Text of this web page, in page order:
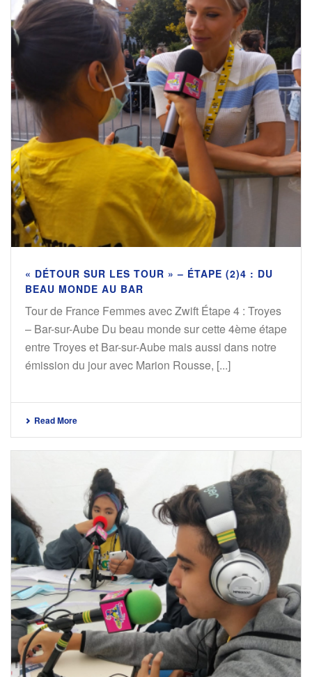
« DÉTOUR SUR LES TOUR » – ÉTAPE (2)4 : DU
BEAU MONDE AU BAR
Tour de France Femmes avec Zwift Étape 4 : Troyes
– Bar-sur-Aube Du beau monde sur cette 4ème étape
entre Troyes et Bar-sur-Aube mais aussi dans notre
émission du jour avec Marion Rousse, [...]
Read More